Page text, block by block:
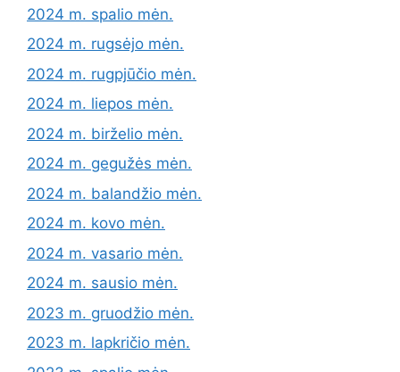
2024 m. spalio mėn.
2024 m. rugsėjo mėn.
2024 m. rugpjūčio mėn.
2024 m. liepos mėn.
2024 m. birželio mėn.
2024 m. gegužės mėn.
2024 m. balandžio mėn.
2024 m. kovo mėn.
2024 m. vasario mėn.
2024 m. sausio mėn.
2023 m. gruodžio mėn.
2023 m. lapkričio mėn.